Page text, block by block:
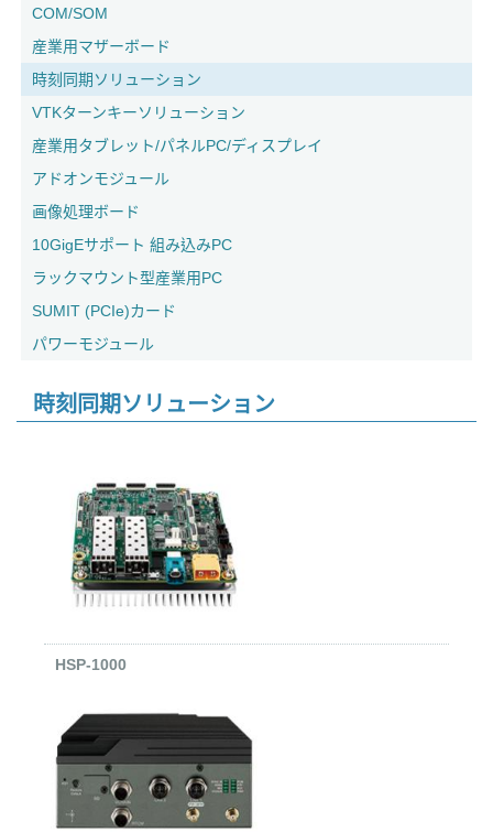
COM/SOM
産業用マザーボード
時刻同期ソリューション
VTKターンキーソリューション
産業用タブレット/パネルPC/ディスプレイ
アドオンモジュール
画像処理ボード
10GigEサポート 組み込みPC
ラックマウント型産業用PC
SUMIT (PCIe)カード
パワーモジュール
時刻同期ソリューション
HSP-1000